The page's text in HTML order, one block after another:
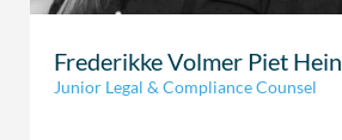
Frederikke Volmer Piet Hein
Junior Legal & Compliance Counsel